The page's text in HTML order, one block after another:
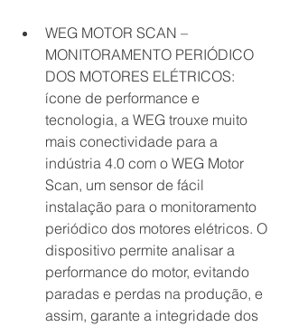
WEG MOTOR SCAN –
MONITORAMENTO PERIÓDICO
DOS MOTORES ELÉTRICOS:
ícone de performance e
tecnologia, a WEG trouxe muito
mais conectividade para a
indústria 4.0 com o WEG Motor
Scan, um sensor de fácil
instalação para o monitoramento
periódico dos motores elétricos. O
dispositivo permite analisar a
performance do motor, evitando
paradas e perdas na produção, e
assim, garante a integridade dos